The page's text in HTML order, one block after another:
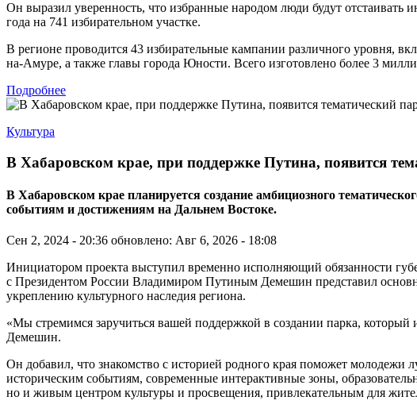
Он выразил уверенность, что избранные народом люди будут
года на 741 избирательном участке.
В регионе проводится 43 избирательные кампании различного уровня,
на-Амуре, а также главы города Юности. Всего изготовлено более 3
Подробнее
Культура
В Хабаровском крае, при поддержке Путина, появится
В Хабаровском крае планируется создание амбициозного
событиям и достижениям на Дальнем Востоке.
Сен 2, 2024 - 20:36 обновлено: Авг 6, 2026 - 18:08
Инициатором проекта выступил временно исполняющий обязанности
с Президентом России Владимиром Путиным Демешин представил
укреплению культурного наследия региона.
«Мы стремимся заручиться вашей поддержкой в создании парка,
Демешин.
Он добавил, что знакомство с историей родного края поможет
историческим событиям, современные интерактивные зоны,
но и живым центром культуры и просвещения, привлекательным для